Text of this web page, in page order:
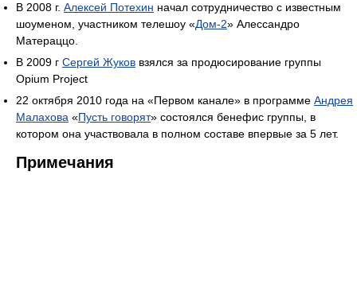
В 2008 г. Алексей Потехин начал сотрудничество с известным
шоуменом, участником телешоу «Дом-2» Алессандро
Матераццо.
В 2009 г Сергей Жуков взялся за продюсирование группы
Opium Project
22 октября 2010 года на «Первом канале» в программе Андрея
Малахова «Пусть говорят» состоялся бенефис группы, в
котором она участвовала в полном составе впервые за 5 лет.
Примечания